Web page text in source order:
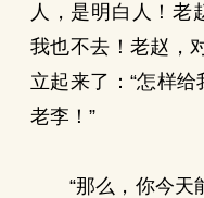
人，是明白人！老
我也不去！老赵，
立起来了：“怎样
老李！”
“那么，你今天能